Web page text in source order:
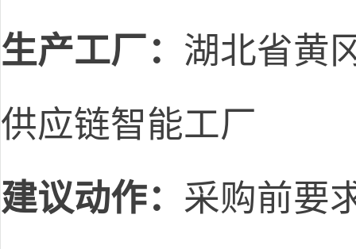
生产工厂： 湖北省黄
供应链智能工厂
建议动作： 采购前要